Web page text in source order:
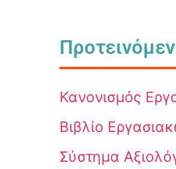
Κανονισμός
Βιβλίο
Σύστημα